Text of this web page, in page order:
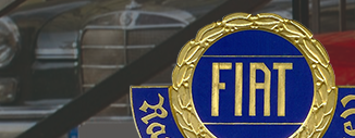
Direkt
zum
Inhalt